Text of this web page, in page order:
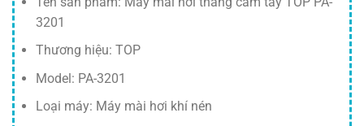
300,000 ₫.
3201
Thương hiệu: TOP
Model: PA-3201
Loại máy: Máy mài hơi khí nén